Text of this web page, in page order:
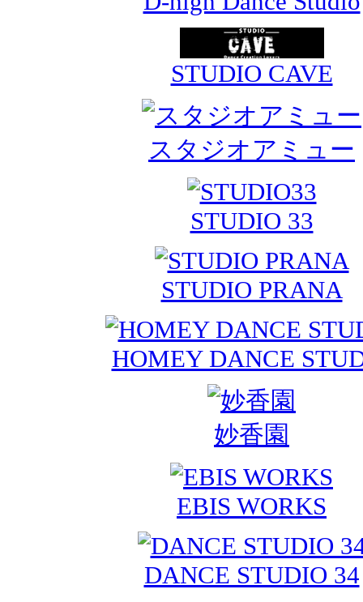
STUDIO CAVE
スタジオアミュー
STUDIO 33
STUDIO PRANA
HOMEY DANCE
妙香園
EBIS WORKS
DANCE STUDIO 34